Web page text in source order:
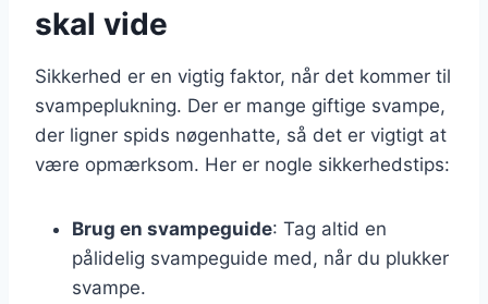
skal vide
Sikkerhed er en vigtig faktor, når det kommer til
svampeplukning. Der er mange giftige svampe,
der ligner spids nøgenhatte, så det er vigtigt at
være opmærksom. Her er nogle sikkerhedstips:
Brug en svampeguide: Tag altid en
pålidelig svampeguide med, når du plukker
svampe.